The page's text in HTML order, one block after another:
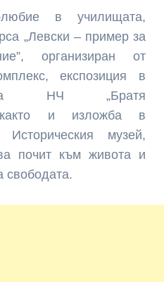
в училищата,
„Левски – пример за
организиран от
експозиция в
на НЧ „Братя
както и изложба в
музей,
почит към живота и
свободата.